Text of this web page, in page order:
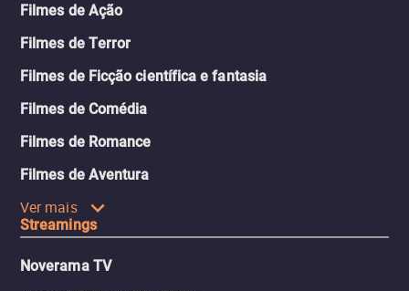
Filmes de Ação
Filmes de Terror
Filmes de Ficção científica e fantasia
Filmes de Comédia
Filmes de Romance
Filmes de Aventura
Ver mais
Streamings
Noverama TV